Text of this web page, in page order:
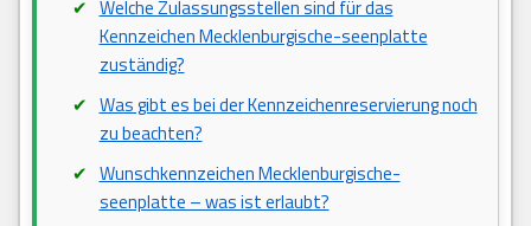
Welche Zulassungsstellen sind für das
Kennzeichen Mecklenburgische-seenplatte
zuständig?
Was gibt es bei der Kennzeichenreservierung noch
zu beachten?
Wunschkennzeichen Mecklenburgische-
seenplatte – was ist erlaubt?